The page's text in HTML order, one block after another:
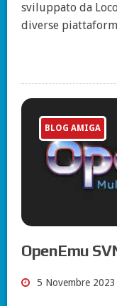
sviluppato da
diverse
BLOG AMIGA
OpenEmu
5 Novembre 2023